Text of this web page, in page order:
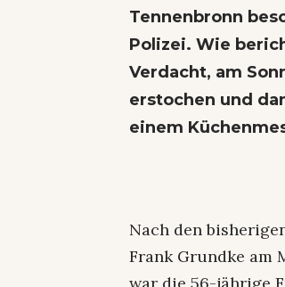
Tennenbronn
Polizei. Wie
Verdacht, am
erstochen und
einem
Nach den
Frank Grundke am
war die 56-jährige